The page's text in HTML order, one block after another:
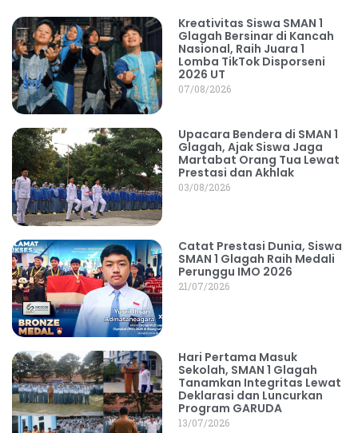
Kreativitas Siswa SMAN 1
Glagah Bersinar di Kancah
Nasional, Raih Juara 1
Lomba TikTok Disporseni
2026 UT
07/08/2026
Upacara Bendera di SMAN 1
Glagah, Ajak Siswa Jaga
Martabat Orang Tua Lewat
Prestasi dan Akhlak
03/08/2026
Catat Prestasi Dunia, Siswa
SMAN 1 Glagah Raih Medali
Perunggu IMO 2026
21/07/2026
Hari Pertama Masuk
Sekolah, SMAN 1 Glagah
Tanamkan Integritas Lewat
Deklarasi dan Luncurkan
Program GARUDA
13/07/2026